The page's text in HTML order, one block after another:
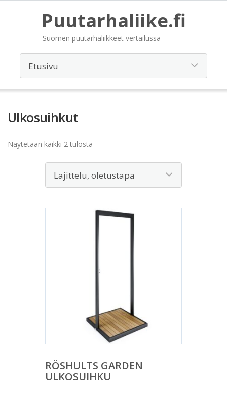
Puutarhaliike.fi
Suomen puutarhaliikkeet vertailussa
Ulkosuihkut
Näytetään kaikki 2 tulosta
RÖSHULTS GARDEN
ULKOSUIHKU